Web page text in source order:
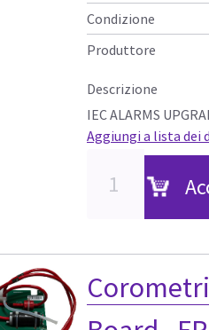
Condizione
Produttore
Descrizione
IEC ALARMS
Aggiungi a lista dei